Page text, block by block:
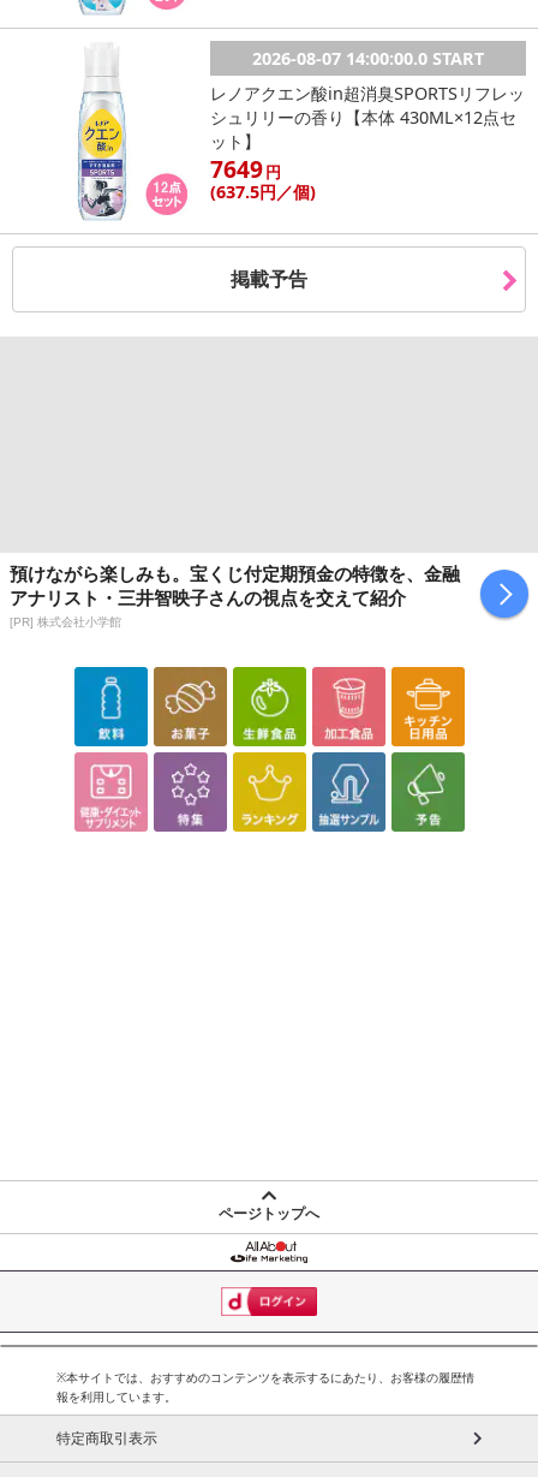
2026-08-07 14:00:00.0 START
レノアクエン酸in超消臭SPORTSリフレッ
シュリリーの香り【本体 430ML×12点セ
ット】
7649円
(637.5円／個)
掲載予告
預けながら楽しみも。宝くじ付定期預金の特徴を、金融
アナリスト・三井智映子さんの視点を交えて紹介
[PR] 株式会社小学館
ページトップへ
※本サイトでは、おすすめのコンテンツを表示するにあたり、お客様の履歴情
報を利用しています。
特定商取引表示